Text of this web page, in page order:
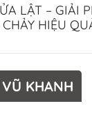
LẬT – GIẢI
HIỆU
KHANH